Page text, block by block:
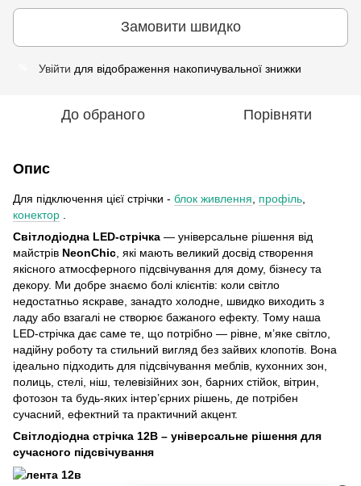
Замовити швидко
Увійти для відображення накопичувальної знижки
До обраного Порівняти
Опис
Для підключення цієї стрічки - блок живлення профіль
конектор
Світлодіодна LED-стрічка — універсальне рішення від
майстрів NeonСhіс , які мають великий досвід створення
якісного атмосферного підсвічування для дому, бізнесу та
декору. Ми добре знаємо болі клієнтів: коли світло
недостатньо яскраве, занадто холодне, швидко виходить з
ладу або взагалі не створює бажаного ефекту. Тому наша
LED-стрічка дає саме те, що потрібно — рівне, м’яке світло,
надійну роботу та стильний вигляд без зайвих клопотів. Вона
ідеально підходить для підсвічування меблів, кухонних зон,
полиць, стелі, ніш, телевізійних зон, барних стійок, вітрин,
фотозон та будь-яких інтер’єрних рішень, де потрібен
сучасний, ефектний та практичний акцент.
Світлодіодна стрічка 12В – універсальне рішення для
сучасного підсвічування